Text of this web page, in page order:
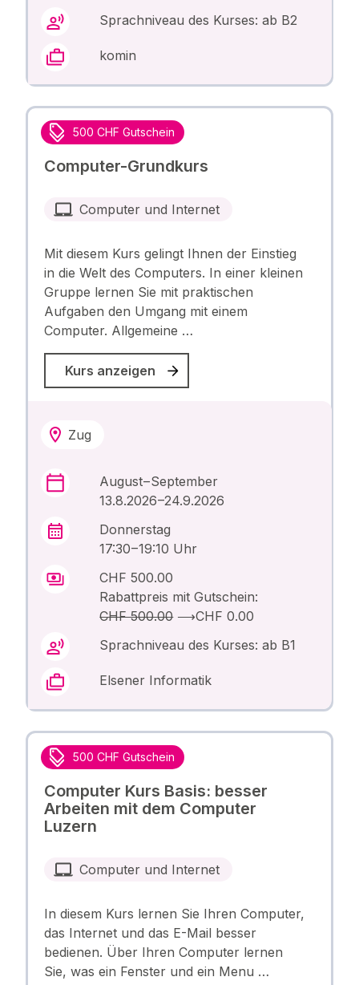
Sprachniveau des Kurses: ab B2
komin
500 CHF Gutschein
Computer-Grundkurs
Computer und Internet
Mit diesem Kurs gelingt Ihnen der Einstieg
in die Welt des Computers. In einer kleinen
Gruppe lernen Sie mit praktischen
Aufgaben den Umgang mit einem
Computer. Allgemeine …
Kurs anzeigen
Zug
August – September
13.8.2026 –24.9.2026
Donnerstag
17:30 – 19:10 Uhr
CHF 500.00
Rabattpreis mit Gutschein:
CHF 500.00⟶CHF 0.00
Sprachniveau des Kurses: ab B1
Elsener Informatik
500 CHF Gutschein
Computer Kurs Basis: besser
Arbeiten mit dem Computer
Luzern
Computer und Internet
In diesem Kurs lernen Sie Ihren Computer,
das Internet und das E-Mail besser
bedienen. Über Ihren Computer lernen
Sie, was ein Fenster und ein Menu …